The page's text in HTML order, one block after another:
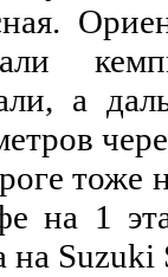
а
тоже
на 1
на Suzuki